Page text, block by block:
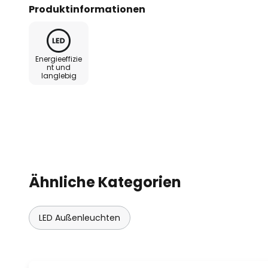
Produktinformationen
Energieeffizie
nt und
langlebig
Ähnliche Kategorien
LED Außenleuchten